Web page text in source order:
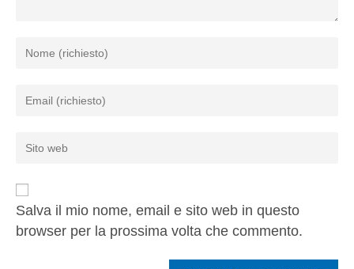
Salva il mio nome, email e sito web in questo
browser per la prossima volta che commento.